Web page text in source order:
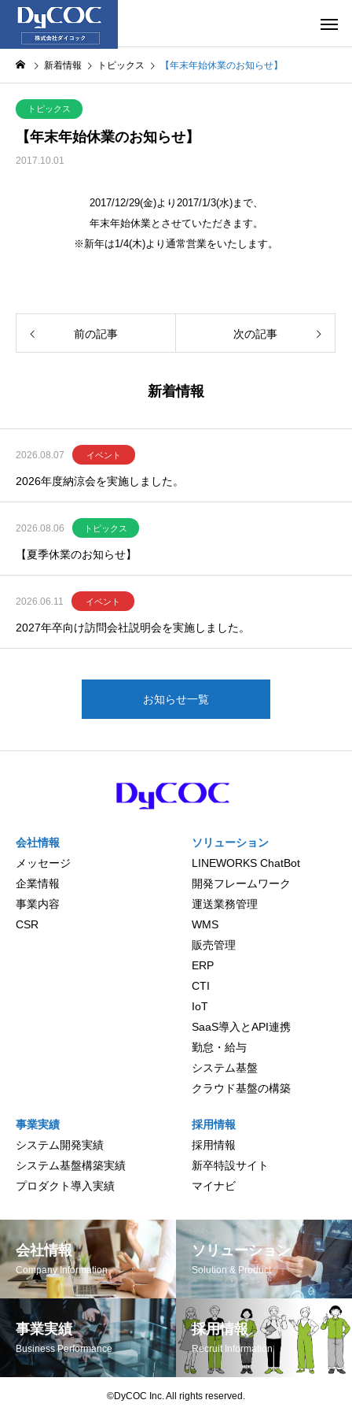
新着情報 トピックス 【年末年始休業のお知らせ】
トピックス
【年末年始休業のお知らせ】
2017.10.01
2017/12/29(金)より2017/1/3(水)まで、
年末年始休業とさせていただきます。
※新年は1/4(木)より通常営業をいたします。
前の記事 次の記事
新着情報
2026.08.07 イベント
2026年度納涼会を実施しました。
2026.08.06 トピックス
【夏季休業のお知らせ】
2026.06.11 イベント
2027年卒向け訪問会社説明会を実施しました。
お知らせ一覧
会社情報
メッセージ
企業情報
事業内容
CSR
ソリューション
LINEWORKS ChatBot
開発フレームワーク
運送業務管理
WMS
販売管理
ERP
CTI
IoT
SaaS導入とAPI連携
勤怠・給与
システム基盤
クラウド基盤の構築
事業実績
システム開発実績
システム基盤構築実績
プロダクト導入実績
採用情報
採用情報
新卒特設サイト
マイナビ
会社情報
Company Information
ソリューション
Solution & Product
事業実績
Business Performance
採用情報
Recruit Information
©DyCOC Inc. All rights reserved.